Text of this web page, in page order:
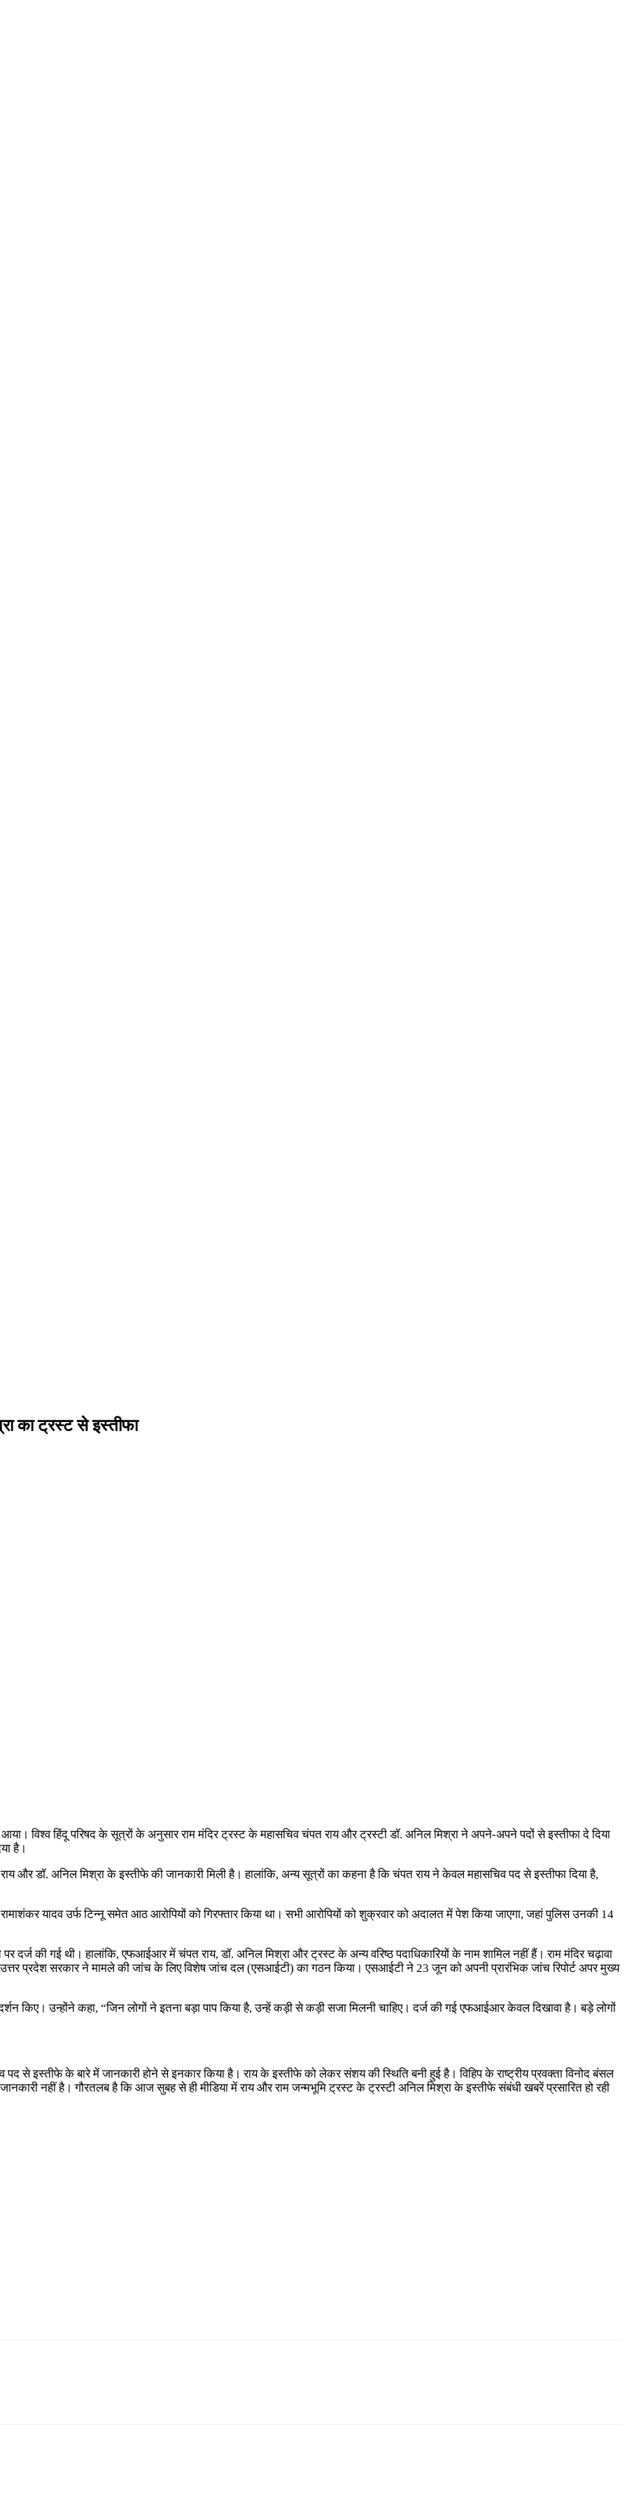
का ट्रस्ट से इस्तीफा
विश्व हिंदू परिषद के सूत्रों के अनुसार राम मंदिर ट्रस्ट के महासचिव चंपत राय और ट्रस्टी डॉ. अनिल मिश्रा ने अपने-अपने पदों से इस्तीफा दे दिया
है।
और डॉ. अनिल मिश्रा के इस्तीफे की जानकारी मिली है। हालांकि, अन्य सूत्रों का कहना है कि चंपत राय ने केवल महासचिव पद से इस्तीफा दिया है,
यादव उर्फ टिन्नू समेत आठ आरोपियों को गिरफ्तार किया था। सभी आरोपियों को शुक्रवार को अदालत में पेश किया जाएगा, जहां पुलिस उनकी 14
की गई थी। हालांकि, एफआईआर में चंपत राय, डॉ. अनिल मिश्रा और ट्रस्ट के अन्य वरिष्ठ पदाधिकारियों के नाम शामिल नहीं हैं। राम मंदिर चढ़ावा
प्रदेश सरकार ने मामले की जांच के लिए विशेष जांच दल (एसआईटी) का गठन किया। एसआईटी ने 23 जून को अपनी प्रारंभिक जांच रिपोर्ट अपर मुख्य
किए। उन्होंने कहा, “जिन लोगों ने इतना बड़ा पाप किया है, उन्हें कड़ी से कड़ी सजा मिलनी चाहिए। दर्ज की गई एफआईआर केवल दिखावा है। बड़े लोगों
पद से इस्तीफे के बारे में जानकारी होने से इनकार किया है। राय के इस्तीफे को लेकर संशय की स्थिति बनी हुई है। विहिप के राष्ट्रीय प्रवक्ता विनोद बंसल
नहीं है। गौरतलब है कि आज सुबह से ही मीडिया में राय और राम जन्मभूमि ट्रस्ट के ट्रस्टी अनिल मिश्रा के इस्तीफे संबंधी खबरें प्रसारित हो रही